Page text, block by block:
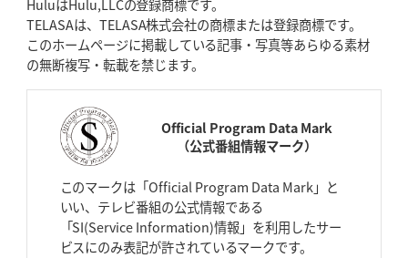
HuluはHulu,LLCの登録商標です。
TELASAは、TELASA株式会社の商標または登録商標です。
このホームページに掲載している記事・写真等あらゆる素材
の無断複写・転載を禁じます。
Official Program Data Mark
（公式番組情報マーク）
このマークは「Official Program Data Mark」と
いい、テレビ番組の公式情報である
「SI(Service Information)情報」を利用したサー
ビスにのみ表記が許されているマークです。